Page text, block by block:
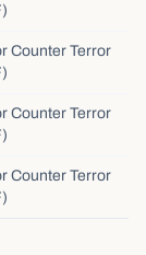
Counter Terror
Counter Terror
Counter Terror